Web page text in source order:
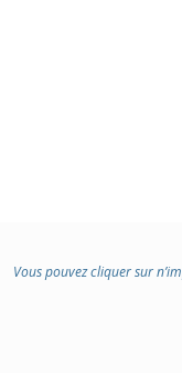
Vous pouvez cliquer sur